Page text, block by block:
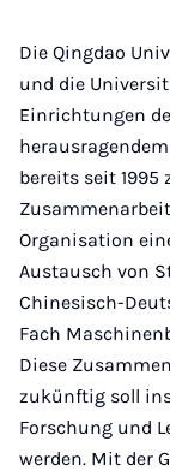
Die Qingdao
und die
Einrichtungen
bereits seit
Organisation
Austausch von
Chinesisch-
Fach
Diese
zukünftig soll
Forschung und
werden. Mit der